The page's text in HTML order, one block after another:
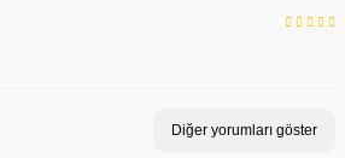
Diğer yorumları göster